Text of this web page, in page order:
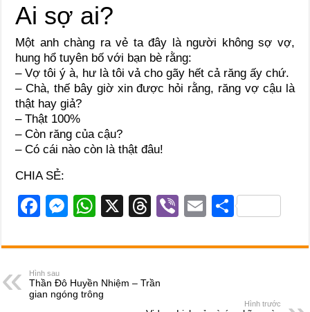
Ai sợ ai?
Một anh chàng ra vẻ ta đây là người không sợ vợ,
hung hổ tuyên bố với bạn bè rằng:
– Vợ tôi ý à, hư là tôi vả cho gãy hết cả răng ấy chứ.
– Chà, thế bây giờ xin được hỏi rằng, răng vợ cậu là
thật hay giả?
– Thật 100%
– Còn răng của cậu?
– Có cái nào còn là thật đâu!
CHIA SẺ:
F
c
e
b
M
ss
n
W
at
A
X
T
e
d
Vi
er
E
ail
S
ar
Hình sau
Thần Đô Huyền Nhiệm – Trần
gian ngóng trông
Hình trước